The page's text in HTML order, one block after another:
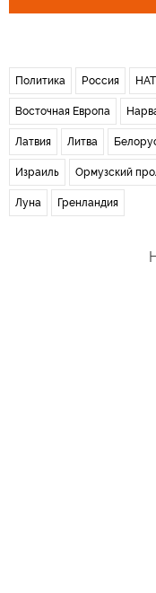
Политика Россия
Восточная Европа
Латвия Литва
Израиль Ормузский
Луна Гренландия